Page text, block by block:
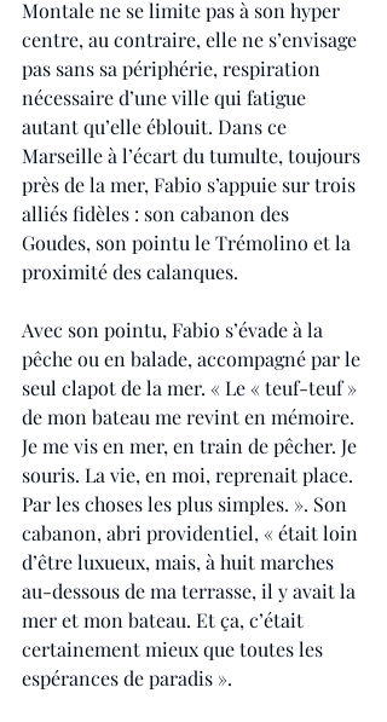
Montale ne se limite pas à son hyper
centre, au contraire, elle ne s’envisage
pas sans sa périphérie, respiration
nécessaire d’une ville qui fatigue
autant qu’elle éblouit. Dans ce
Marseille à l’écart du tumulte, toujours
près de la mer, Fabio s’appuie sur trois
alliés fidèles : son cabanon des
Goudes, son pointu le Trémolino et la
proximité des calanques.
Avec son pointu, Fabio s’évade à la
pêche ou en balade, accompagné par le
seul clapot de la mer. « Le « teuf-teuf »
de mon bateau me revint en mémoire.
Je me vis en mer, en train de pêcher. Je
souris. La vie, en moi, reprenait place.
Par les choses les plus simples. ». Son
cabanon, abri providentiel, « était loin
d’être luxueux, mais, à huit marches
au-dessous de ma terrasse, il y avait la
mer et mon bateau. Et ça, c’était
certainement mieux que toutes les
espérances de paradis ».